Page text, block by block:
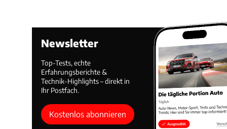
Newsletter
Top-Tests, echte
Erfahrungsberichte &
Technik-Highlights – direkt in
Ihr Postfach.
Kostenlos abonnieren